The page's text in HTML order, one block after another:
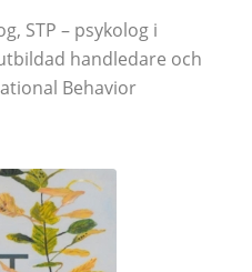
STP – psykolog i
handledare och
Behavior